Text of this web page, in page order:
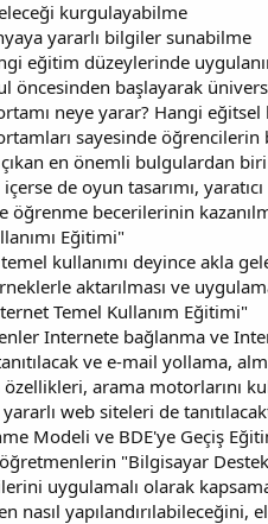
kurgulayabilme
yararlı bilgiler sunabilme
eğitim düzeylerinde
öncesinden başlayarak
neye yarar? Hangi
sayesinde
en önemli bulgulardan
içerse de oyun tasarımı,
öğrenme becerilerinin
Eğitimi"
kullanımı deyince akla
aktarılması ve
Temel Kullanım Eğitimi"
Internete bağlanma ve
ve e-mail yollama,
arama motorlarını
web siteleri de
Modeli ve BDE'ye Geçiş
"Bilgisayar
uygulamalı olarak
nasıl